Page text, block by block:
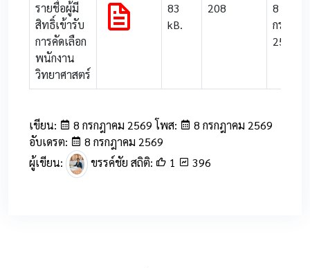
รายชื่อผู้มี
สิทธิ์เข้ารับ
การคัดเลือก
พนักงาน
วิทยาศาสตร์
83
kB.
208
8
กรกฎา
2569
เขียน: 8 กรกฎาคม 2569 โพส:
8 กรกฎาคม 2569
อับเดรต:
8 กรกฎาคม 2569
ผู้เขียน:
ขรรค์ชัย สถิติ: 1 396